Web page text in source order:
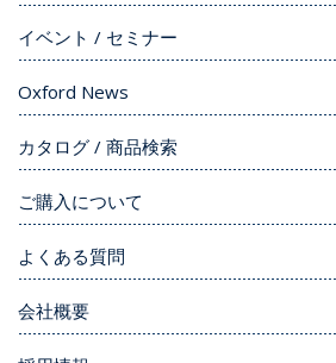
イベント / セミナー
Oxford News
カタログ / 商品検索
ご購入について
よくある質問
会社概要